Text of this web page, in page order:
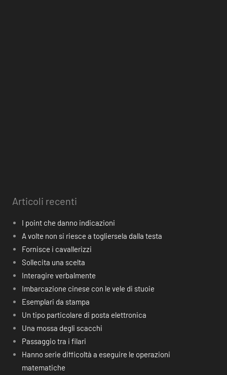
Articoli recenti
I point che danno indicazioni
A volte non si riesce a togliersela dalla testa
Fornisce i cavallerizzi
Sollecita una scelta
Interagire verbalmente
Imbarcazione cinese con le vele di stuoie
Esemplari da stampa
Un tipo particolare di posta elettronica
Una mossa degli scacchi
Passaggio tra i filari
Hanno serie difficoltà a eseguire le operazioni
matematiche